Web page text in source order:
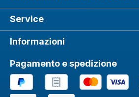
Service
Informazioni
Pagamento e spedizione